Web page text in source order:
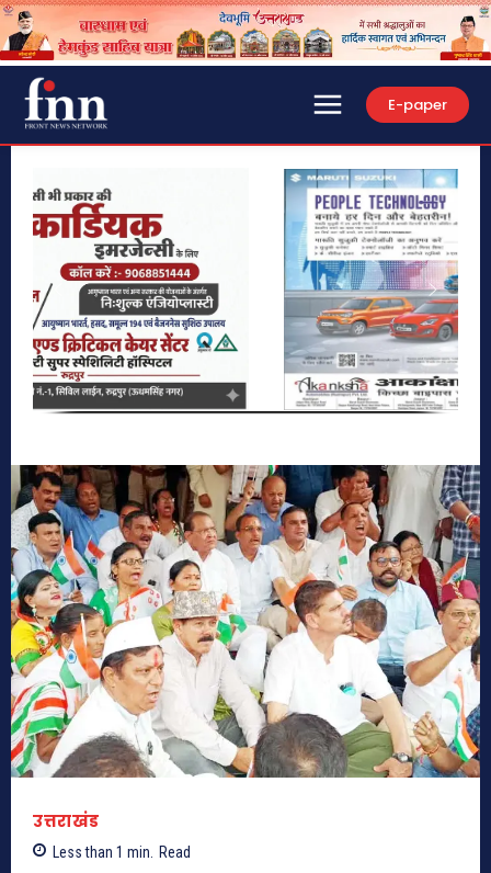
E-paper
उत्तराखंड
Less than 1 min. Read